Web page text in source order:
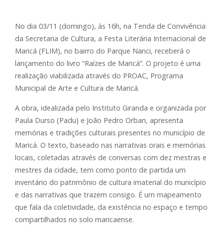
No dia 03/11 (domingo), às 16h, na Tenda de Convivência
da Secretaria de Cultura, a Festa Literária Internacional de
Maricá (FLIM), no bairro do Parque Nanci, receberá o
lançamento do livro “Raízes de Maricá”. O projeto é uma
realização viabilizada através do PROAC, Programa
Municipal de Arte e Cultura de Maricá.
A obra, idealizada pelo Instituto Giranda e organizada por
Paula Durso (Padu) e João Pedro Orban, apresenta
memórias e tradições culturais presentes no município de
Maricá. O texto, baseado nas narrativas orais e memórias
locais, coletadas através de conversas com dez mestras e
mestres da cidade, tem como ponto de partida um
inventário do patrimônio de cultura imaterial do município
e das narrativas que trazem consigo. É um mapeamento
que fala da coletividade, da existência no espaço e tempo
compartilhados no solo maricaense.